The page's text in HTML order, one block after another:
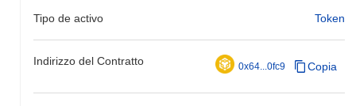
Tipo de activo Token
Indirizzo del Contratto 0x64...0fc9 Copia